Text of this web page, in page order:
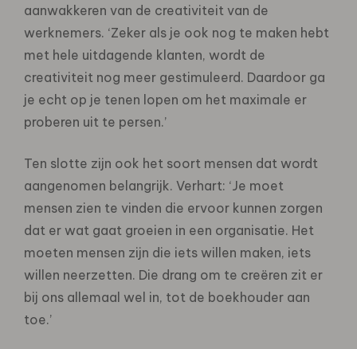
aanwakkeren van de creativiteit van de
werknemers. ‘Zeker als je ook nog te maken hebt
met hele uitdagende klanten, wordt de
creativiteit nog meer gestimuleerd. Daardoor ga
je echt op je tenen lopen om het maximale er
proberen uit te persen.’
Ten slotte zijn ook het soort mensen dat wordt
aangenomen belangrijk. Verhart: ‘Je moet
mensen zien te vinden die ervoor kunnen zorgen
dat er wat gaat groeien in een organisatie. Het
moeten mensen zijn die iets willen maken, iets
willen neerzetten. Die drang om te creëren zit er
bij ons allemaal wel in, tot de boekhouder aan
toe.’